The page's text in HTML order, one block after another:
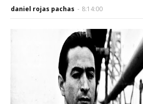
daniel rojas pachas - 8:14:00